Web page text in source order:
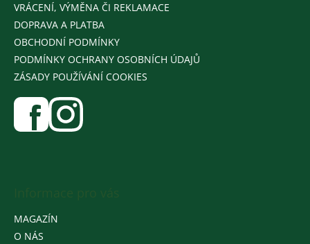
VRÁCENÍ, VÝMĚNA ČI REKLAMACE
DOPRAVA A PLATBA
OBCHODNÍ PODMÍNKY
PODMÍNKY OCHRANY OSOBNÍCH ÚDAJŮ
ZÁSADY POUŽÍVÁNÍ COOKIES
MAGAZÍN
O NÁS